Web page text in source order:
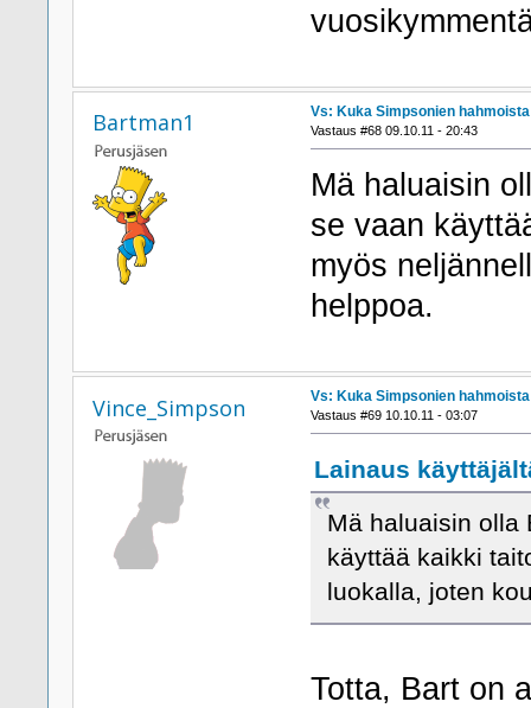
Bartman1 Vs: Kuka Simpsonien
Vastaus #68 09.10.11 - 20:43
Mä haluaisin
se vaan
myös
helppoa.
Vince_Simpson Vs: Kuka Simpsonien
Vastaus #69 10.10.11 - 03:07
Lainaus
Mä haluaisin olla
käyttää kaikki
luokalla, joten
Totta, Bart on